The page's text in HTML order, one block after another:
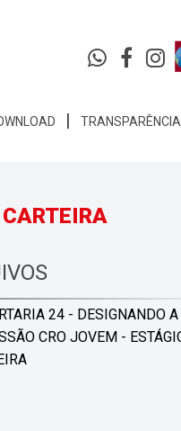
TRANSPARÊNCIA
24 - DESIGNANDO A
CRO JOVEM -